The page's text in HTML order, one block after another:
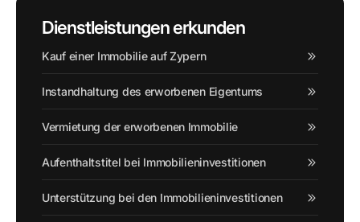
Dienstleistungen erkunden
Kauf einer Immobilie auf Zypern
Instandhaltung des erworbenen Eigentums
Vermietung der erworbenen Immobilie
Aufenthaltstitel bei Immobilieninvestitionen
Unterstützung bei den Immobilieninvestitionen